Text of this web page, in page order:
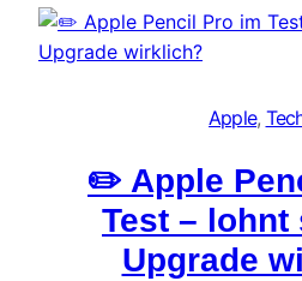
Apple,
✏️ Apple
Test – lohnt
Upgrade